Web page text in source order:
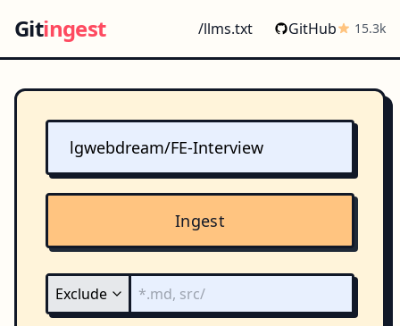
Gitingest /llms.txt GitHub 15.3k
Ingest